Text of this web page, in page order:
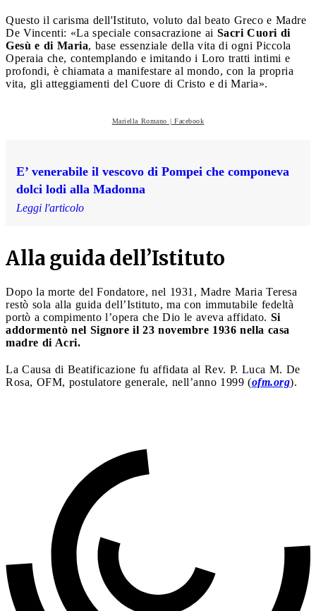
Questo il carisma dell'Istituto, voluto dal beato Greco e Madre
De Vincenti: «La speciale consacrazione ai Sacri Cuori di
Gesù e di Maria, base essenziale della vita di ogni Piccola
Operaia che, contemplando e imitando i Loro tratti intimi e
profondi, è chiamata a manifestare al mondo, con la propria
vita, gli atteggiamenti del Cuore di Cristo e di Maria».
Mariella Romano | Facebook
E’ venerabile il vescovo di Pompei che componeva
dolci lodi alla Madonna
Leggi l'articolo
Alla guida dell’Istituto
Dopo la morte del Fondatore, nel 1931, Madre Maria Teresa
restò sola alla guida dell’Istituto, ma con immutabile fedeltà
portò a compimento l’opera che Dio le aveva affidato. Si
addormentò nel Signore il 23 novembre 1936 nella casa
madre di Acri.
La Causa di Beatificazione fu affidata al Rev. P. Luca M. De
Rosa, OFM, postulatore generale, nell’anno 1999 (ofm.org).